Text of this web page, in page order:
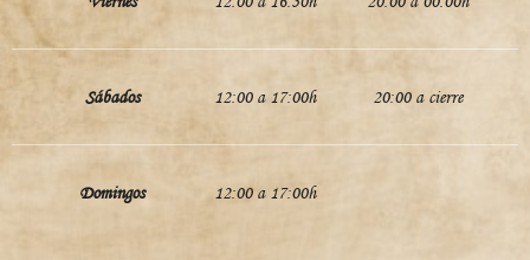
Sábados 12:00 a 17:00h 20:00 a cierre
Domingos 12:00 a 17:00h